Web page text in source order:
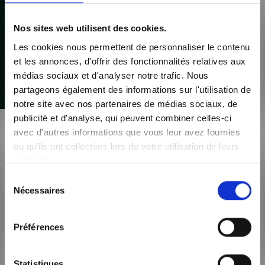
Nos sites web utilisent des cookies.
Les cookies nous permettent de personnaliser le contenu
et les annonces, d'offrir des fonctionnalités relatives aux
médias sociaux et d'analyser notre trafic. Nous
partageons également des informations sur l'utilisation de
notre site avec nos partenaires de médias sociaux, de
publicité et d'analyse, qui peuvent combiner celles-ci
avec d'autres informations que vous leur avez fournies
ou qu'ils ont collectées lors de votre utilisation de leurs
services.
Nécessaires
Préférences
38300 Bourgoin Jallieu
Samedi : sur rendez-vous
04 37 03 09 31
Voir l'agence
Maisons AXIAL - Bourgoin-Jallieu
04 37 03 09 31